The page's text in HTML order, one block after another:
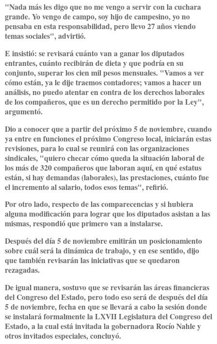
"Nada más les digo que no me vengo a servir con la cuchara
grande. Yo vengo de campo, soy hijo de campesino, yo no
pensaba en esta responsabilidad, pero llevo 27 años viendo
temas sociales", advirtió.
E insistió: se revisará cuánto van a ganar los diputados
entrantes, cuánto recibirán de dieta y que podría en su
conjunto, superar los cien mil pesos mensuales. "Vamos a ver
cómo están, ya le dije traemos contadores; vamos a hacer un
análisis, no puedo atentar en contra de los derechos laborales
de los compañeros, que es un derecho permitido por la Ley",
argumentó.
Dio a conocer que a partir del próximo 5 de noviembre, cuando
ya entre en funciones el próximo Congreso local, iniciarán estas
revisiones, para lo cual se reunirá con las organizaciones
sindicales, "quiero checar cómo queda la situación laboral de
los más de 320 compañeros que laboran aquí, en qué estatus
están, si hay demandas (laborales), las prestaciones, cuánto fue
el incremento al salario, todos esos temas", refirió.
Por otro lado, respecto de las comparecencias y si hubiera
alguna modificación para lograr que los diputados asistan a las
mismas, respondió que primero van a instalarse.
Después del día 5 de noviembre emitirán un posicionamiento
sobre cuál será la dinámica de trabajo, y en ese sentido, dijo
que también revisarán las iniciativas que se quedaron
rezagadas.
De igual manera, sostuvo que se revisarán las áreas financieras
del Congreso del Estado, pero todo eso será de después del día
5 de noviembre, fecha en que se llevará a cabo la sesión donde
se instalará formalmente la LXVII Legislatura del Congreso del
Estado, a la cual está invitada la gobernadora Rocío Nahle y
otros invitados especiales, concluyó.